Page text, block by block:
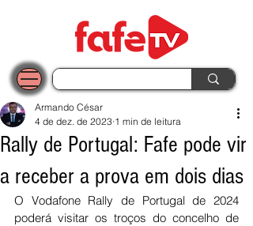
Rally de Portugal: Fafe pode vir
a receber a prova em dois dias
Armando César
4 de dez. de 2023 1 min de leitura
O Vodafone Rally de Portugal de 2024
poderá visitar os troços do concelho de